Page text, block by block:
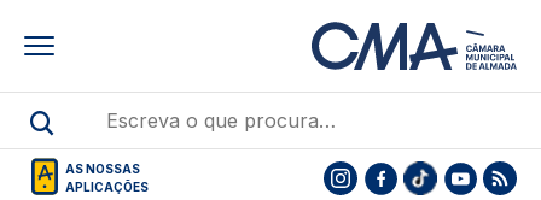
AS NOSSAS
APLICAÇÕES